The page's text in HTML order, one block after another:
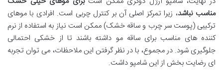
مناسب نباشد، زیرا تمرکز اصلی آن بر کنترل چربی است. افرادی با موهای
ترکیبی (پوست سر چرب و ساقه خشک) ممکن است نیاز به استفاده از نرم
کننده های مناسب برای ساقه مو داشته باشند تا از خشکی احتمالی
جلوگیری شود. در مجموع، با در نظر گرفتن این ملاحظات، می توان تجربه
ای رضایت بخش از این شامپو داشت.